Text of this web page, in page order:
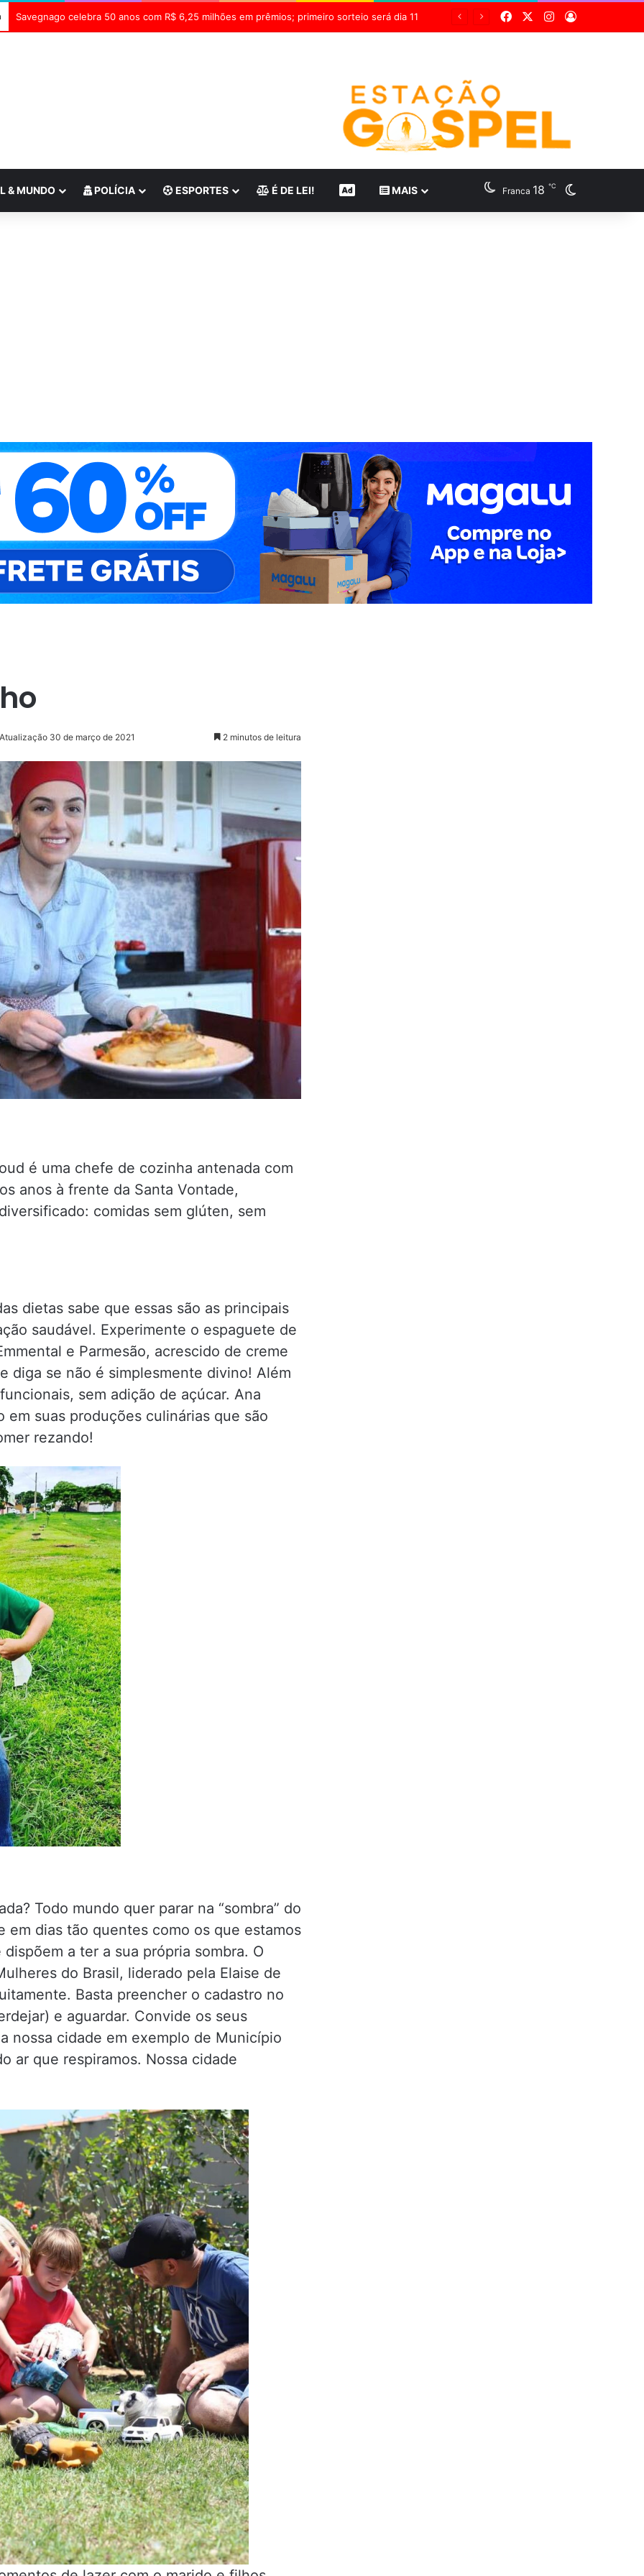
FacebookInstagram
Entrar
& MUNDO POLÍCIA ESPORTES É DE LEI! CONTEÚDO DE MARCA
MAIS Franca 18 ℃
30 de março de 2021 2 minutos de leitura
é uma chefe de cozinha antenada com
anos à frente da Santa Vontade,
comidas sem glúten, sem
dietas sabe que essas são as principais
saudável. Experimente o espaguete de
e Parmesão, acrescido de creme
diga se não é simplesmente divino! Além
sem adição de açúcar. Ana
suas produções culinárias que são
rezando!
Todo mundo quer parar na “sombra” do
em dias tão quentes como os que estamos
a ter a sua própria sombra. O
do Brasil, liderado pela Elaise de
Basta preencher o cadastro no
e aguardar. Convide os seus
nossa cidade em exemplo de Município
ar que respiramos. Nossa cidade